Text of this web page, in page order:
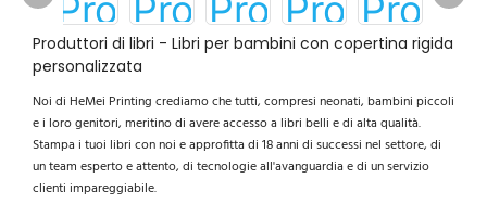
Produttori di libri - Libri per bambini con copertina rigida
personalizzata
Noi di HeMei Printing crediamo che tutti, compresi neonati, bambini piccoli
e i loro genitori, meritino di avere accesso a libri belli e di alta qualità.
Stampa i tuoi libri con noi e approfitta di 18 anni di successi nel settore, di
un team esperto e attento, di tecnologie all'avanguardia e di un servizio
clienti impareggiabile.